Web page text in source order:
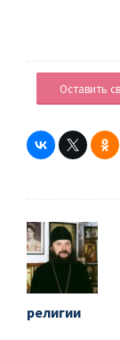
Оставить
религии